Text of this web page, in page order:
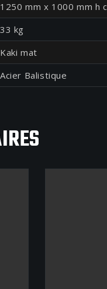
1250 mm x 1000 mm h
33 kg
Kaki mat
Acier Balistique